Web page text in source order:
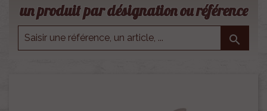
un produit par désignation ou référence
